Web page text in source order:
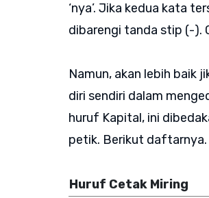
‘nya’. Jika kedua kata
dibarengi tanda stip (-).
Namun, akan lebih baik
diri sendiri dalam
huruf Kapital, ini
petik. Berikut daftarnya.
Huruf Cetak Miring